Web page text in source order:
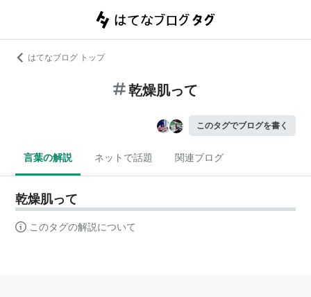
はてなブログ トップ
乾燥肌って
このタグでブログを書く
言葉の解説 ネットで話題 関連ブログ
乾燥肌って
このタグの解説について